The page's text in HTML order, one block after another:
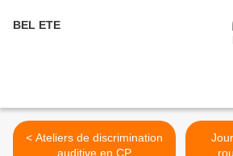
BEL ETE
< Ateliers de discrimination
auditive en CP